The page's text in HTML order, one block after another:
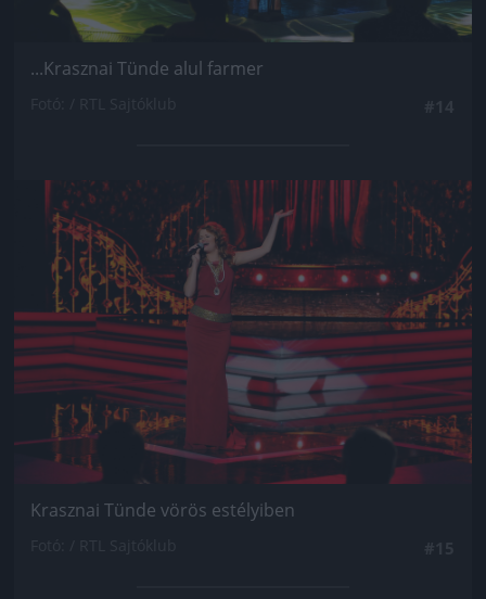
...Krasznai Tünde alul farmer
Jön még kép!
Krasznai Tünde vörös estélyiben